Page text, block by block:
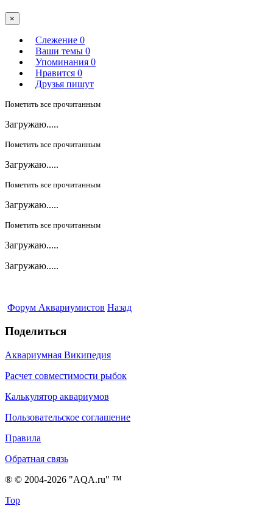
×
Слежение 0
Ваши темы 0
Упоминания 0
Нравится 0
Друзья пишут
Пометить все прочитанным
Загружаю.....
Пометить все прочитанным
Загружаю.....
Пометить все прочитанным
Загружаю.....
Пометить все прочитанным
Загружаю.....
Загружаю.....
Форум Аквариумистов Назад
Поделиться
Аквариумная Википедия
Расчет совместимости рыбок
Калькулятор аквариумов
Пользовательское соглашение
Правила
Обратная связь
® © 2004-2026 "AQA.ru" ™
Top